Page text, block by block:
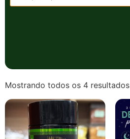
Mostrando todos os 4 resultados